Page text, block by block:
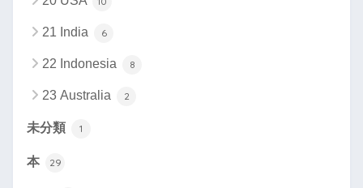
21 India 6
22 Indonesia 8
23 Australia 2
未分類 1
本 29